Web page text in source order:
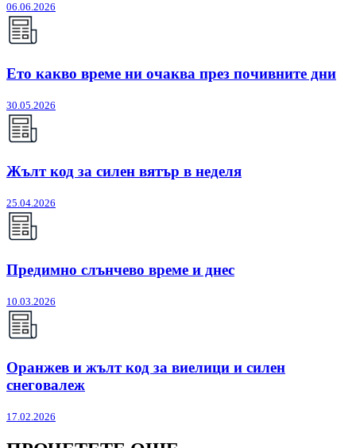
06.06.2026
Ето какво време ни очаква през почивните дни
30.05.2026
Жълт код за силен вятър в неделя
25.04.2026
Предимно слънчево време и днес
10.03.2026
Оранжев и жълт код за виелици и силен
снеговалеж
17.02.2026